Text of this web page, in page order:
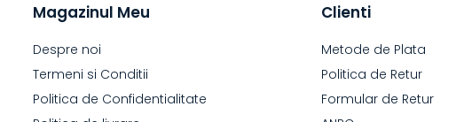
Magazinul Meu
Despre noi
Termeni si Conditii
Politica de Confidentialitate
Clienti
Metode de Plata
Politica de Retur
Formular de Retur